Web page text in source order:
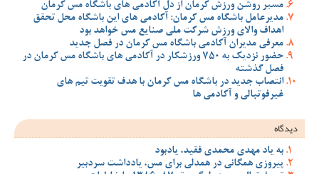
مسیر روشن ورزش کرمان از دل آکادمی های باشگاه مس کرمان
مدیرعامل باشگاه مس کرمان: آکادمی های این باشگاه محل تحقق
اهداف والای ورزش شرکت ملی صنایع مس خواهد بود
معرفی مدیران آکادمی باشگاه مس کرمان در فصل جدید
حضور نزدیک به 750 ورزشکار در آکادمی های باشگاه مس کرمان در
فصل گذشته
انتصاب جدید در باشگاه مس کرمان با هدف تقویت تیم‌ های
غیرفوتبالی و آکادمی‌ ها
دیدگاه
به یاد مهدی محمدی فقید، یادبود
پیروزی همگانی در همدلی برای مس، یادداشت سردبیر